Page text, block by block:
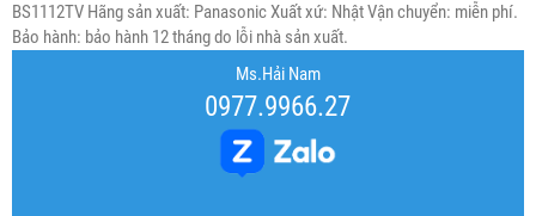
BS1112TV Hãng sản xuất: Panasonic Xuất xứ: Nhật Vận chuyển: miễn phí.
Bảo hành: bảo hành 12 tháng do lỗi nhà sản xuất.
Ms.Hải Nam
0977.9966.27